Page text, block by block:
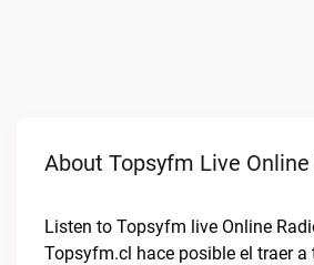
About Topsyfm Live Online
Listen to Topsyfm live Online
Topsyfm.cl hace posible el traer a